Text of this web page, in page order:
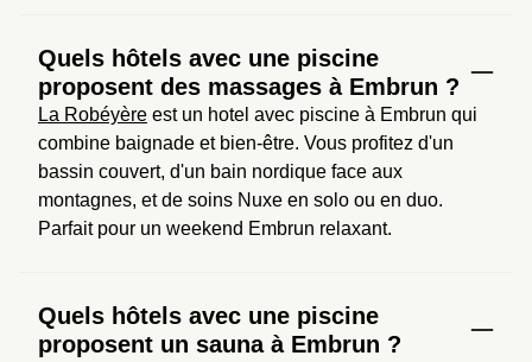
Quels hôtels avec une piscine
proposent des massages à Embrun ?
La Robéyère est un hotel avec piscine à Embrun qui
combine baignade et bien-être. Vous profitez d'un
bassin couvert, d'un bain nordique face aux
montagnes, et de soins Nuxe en solo ou en duo.
Parfait pour un weekend Embrun relaxant.
Quels hôtels avec une piscine
proposent un sauna à Embrun ?